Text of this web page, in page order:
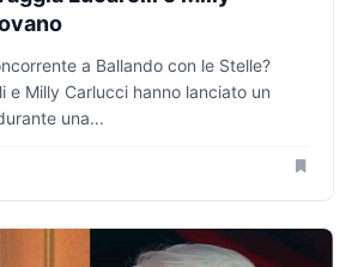
a Ballando con le Stelle?
e Milly Carlucci hanno lanciato un
una...